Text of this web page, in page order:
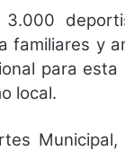
familiares y
para esta
local.
Municipal,